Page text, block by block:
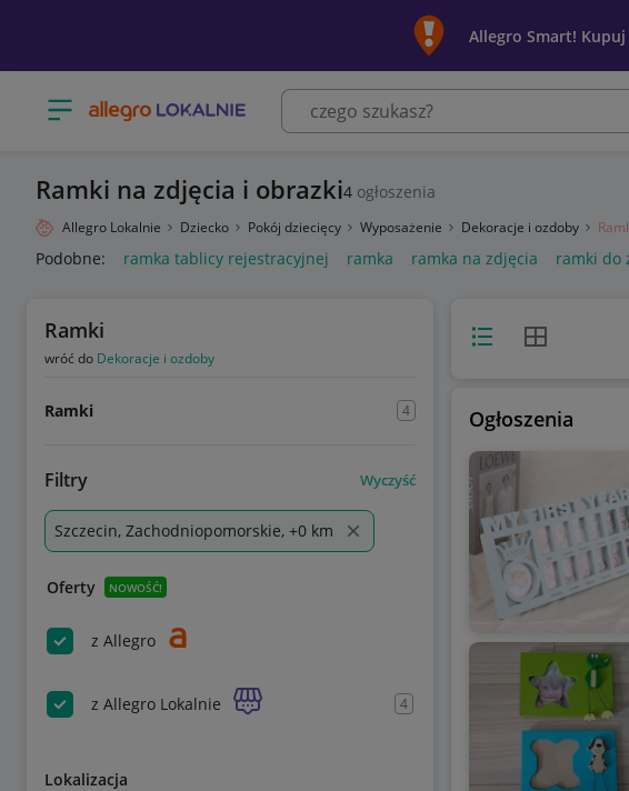
Allegro Smart! Kupuj
Otwórz menu z kategoriami
Ramki na zdjęcia i obrazki4 ogłoszenia
Allegro Lokalnie Dziecko Pokój dziecięcy Wyposażenie Dekoracje i ozdoby
Podobne: ramka tablicy rejestracyjnej ramka ramka na zdjęcia ramki do
Ramki
wróć do Dekoracje i ozdoby
Ramki 4
Filtry Wyczyść
Szczecin, Zachodniopomorskie, +0 km
Oferty NOWOŚĆ!
z Allegro
z Allegro Lokalnie 4
Lokalizacja
Widok listyWidok siatki
Ogłoszenia